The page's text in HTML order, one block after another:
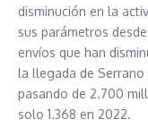
disminución en la
sus parámetros
envíos que han
la llegada de Serrano
pasando de 2.700
solo 1.368 en 2022.